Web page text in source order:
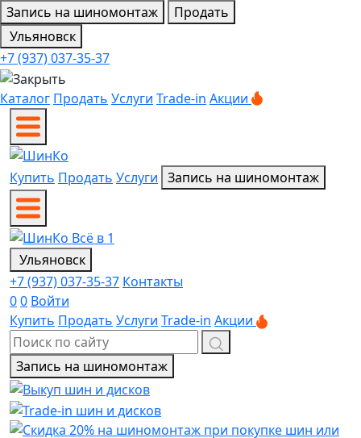
Запись на шиномонтаж
Продать
Ульяновск
+7 (937) 037-35-37
Каталог Продать Услуги Trade-in Акции
Купить Продать Услуги Запись на шиномонтаж
Ульяновск
+7 (937) 037-35-37 Контакты
00 Войти
Купить Продать Услуги Trade-in Акции
Запись на шиномонтаж